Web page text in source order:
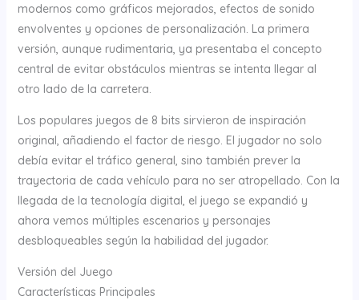
modernos como gráficos mejorados, efectos de sonido
envolventes y opciones de personalización. La primera
versión, aunque rudimentaria, ya presentaba el concepto
central de evitar obstáculos mientras se intenta llegar al
otro lado de la carretera.
Los populares juegos de 8 bits sirvieron de inspiración
original, añadiendo el factor de riesgo. El jugador no solo
debía evitar el tráfico general, sino también prever la
trayectoria de cada vehículo para no ser atropellado. Con la
llegada de la tecnología digital, el juego se expandió y
ahora vemos múltiples escenarios y personajes
desbloqueables según la habilidad del jugador.
Versión del Juego
Características Principales